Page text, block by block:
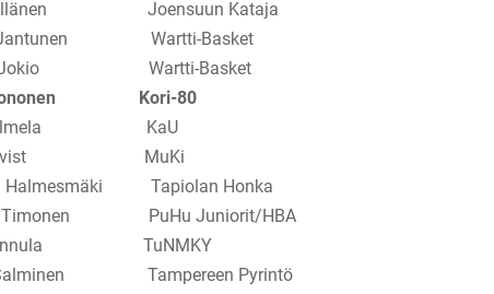
Joensuun Kataja
Jantunen Wartti-Basket
Jokio Wartti-Basket
Tuononen
Kori-80
Salmela KaU
Åvist MuKi
Halmesmäki Tapiolan Honka
Timonen PuHu Juniorit/HBA
TuNMKY
Salminen Tampereen Pyrintö